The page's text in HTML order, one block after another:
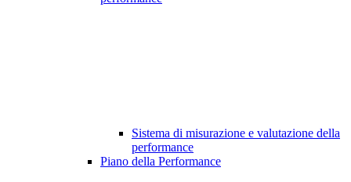
Sistema di misurazione e valutazione della
performance
Piano della Performance